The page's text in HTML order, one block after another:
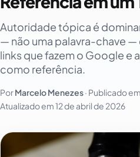
Autoridade tópica é
— não uma palavra-chave —
links que fazem o Google e
como referência.
PorMarcelo Menezes· Publicado em
Atualizado em12 de abril de 2026